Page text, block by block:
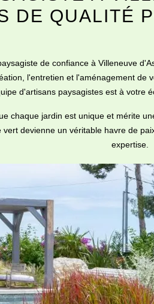
DE QUALITÉ
de confiance à Villeneuve
l'entretien et l'aménagement
d'artisans paysagistes est à votre
chaque jardin est unique et mérite
devienne un véritable havre de
expertise.